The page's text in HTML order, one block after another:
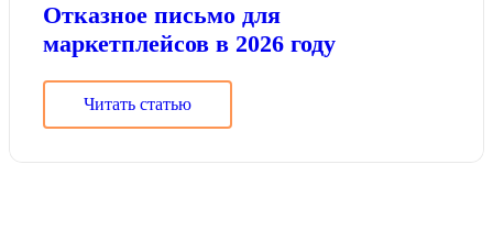
Отказное письмо для
маркетплейсов в 2026 году
Читать статью